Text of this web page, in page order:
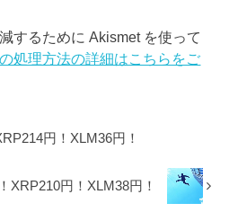
するために Akismet を使って
処理方法の詳細はこちらをご
円！XLM36円！
XRP210円！XLM38円！